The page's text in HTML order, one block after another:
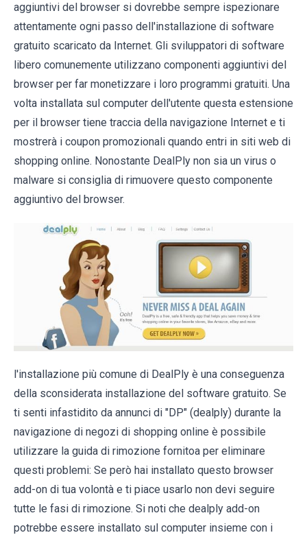
aggiuntivi del browser si dovrebbe sempre ispezionare
attentamente ogni passo dell'installazione di software
gratuito scaricato da Internet. Gli sviluppatori di software
libero comunemente utilizzano componenti aggiuntivi del
browser per far monetizzare i loro programmi gratuiti. Una
volta installata sul computer dell'utente questa estensione
per il browser tiene traccia della navigazione Internet e ti
mostrerà i coupon promozionali quando entri in siti web di
shopping online. Nonostante DealPly non sia un virus o
malware si consiglia di rimuovere questo componente
aggiuntivo del browser.
l'installazione più comune di DealPly è una conseguenza
della sconsiderata installazione del software gratuito. Se
ti senti infastidito da annunci di "DP" (dealply) durante la
navigazione di negozi di shopping online è possibile
utilizzare la guida di rimozione fornitoa per eliminare
questi problemi: Se però hai installato questo browser
add-on di tua volontà e ti piace usarlo non devi seguire
tutte le fasi di rimozione. Si noti che dealply add-on
potrebbe essere installato sul computer insieme con i